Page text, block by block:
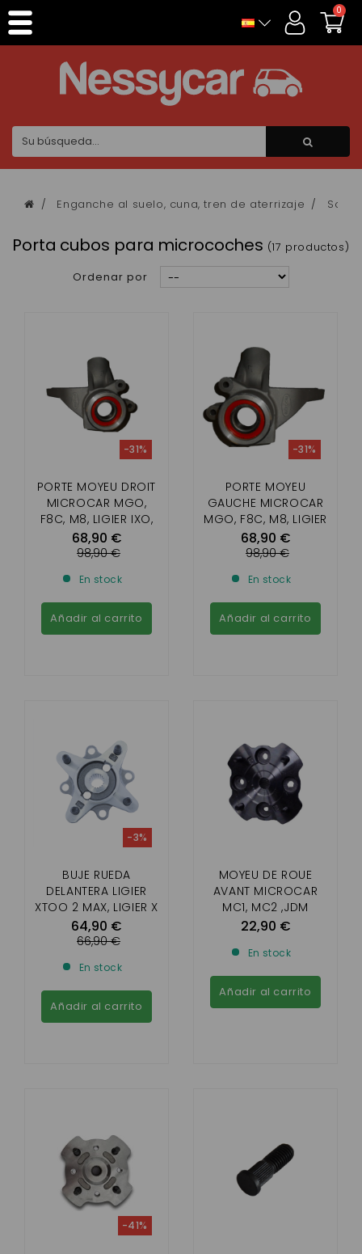
0
Enganche al suelo, cuna, tren de aterrizaje
Porta cubos para microcoches (17 productos)
Ordenar por
PORTE MOYEU DROIT
MICROCAR MGO,
F8C, M8, LIGIER IXO,
JS 50, JS 50 L, JS RC,
DUE
68,90 €
-31%
98,90 €
En stock
Añadir al carrito
PORTE MOYEU
GAUCHE MICROCAR
MGO, F8C, M8, LIGIER
IXO, JS 50, JS 50 L, JS
RC, DUE
68,90 €
-31%
98,90 €
En stock
Añadir al carrito
BUJE RUEDA
DELANTERA LIGIER
XTOO 2 MAX, LIGIER X
TOO R / S / RS,
OPTIMAX, MICROCAR
64,90 €
-3%
66,90 €
En stock
Añadir al carrito
MOYEU DE ROUE
AVANT MICROCAR
MC1, MC2 ,JDM
ALBIZIA, ABACA,
(SANS CENTRAGE )
22,90 €
En stock
Añadir al carrito
-41%
Panel de gestión de cookies